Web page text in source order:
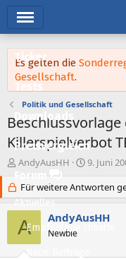
Ticker
Tests
Downloads
Preisvergleich
Forum
Aktuelles
Empfohlene Inhalte
Neue Beiträge
Es gelten die
Gesellschaft.
Politik und Gesellschaft
Killerspielverbot
E
r
s
t
e
l
e
AndyAusHH
E
s
t
l
9. Juni
Für weitere Antworten
A AndyAusHH
Newbie